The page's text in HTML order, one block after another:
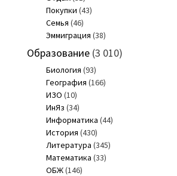
Покупки (43)
Семья (46)
Эммиграция (38)
Образование(3 010)
Биология (93)
География (166)
ИЗО (10)
ИнЯз (34)
Информатика (44)
История (430)
Литература (345)
Математика (33)
ОБЖ(146)